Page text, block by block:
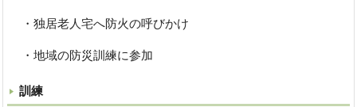
・独居老人宅へ防火の呼びかけ
・地域の防災訓練に参加
訓練